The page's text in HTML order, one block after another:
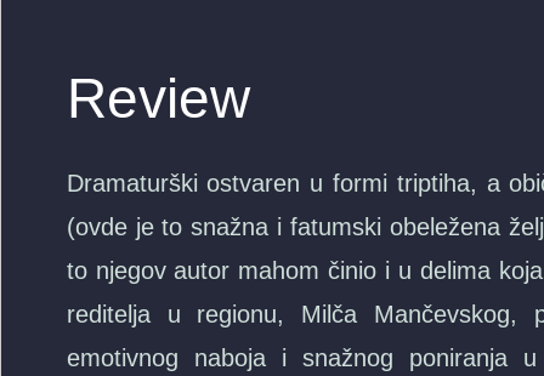
Review
Dramaturški ostvaren u formi triptiha, a
(ovde je to snažna i fatumski obeležena
to njegov autor mahom činio i u delima
reditelja u regionu, Milča
emotivnog naboja i snažnog poniranja